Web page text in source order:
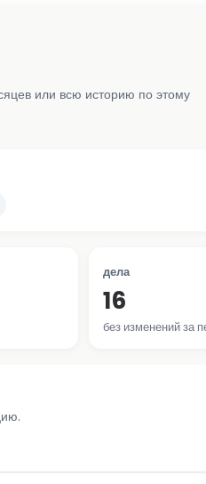
или всю историю по этому
дела
16
без изменений за